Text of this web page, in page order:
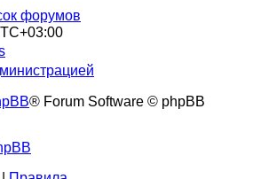
форумов
® Forum Software © phpBB